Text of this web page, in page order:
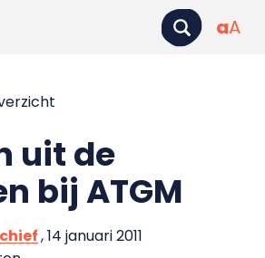
aA
uit de
bij ATGM
, 14 januari 2011